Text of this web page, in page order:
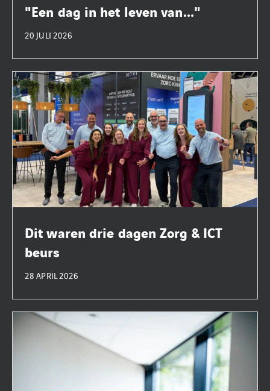
"Een dag in het leven van..."
20 JULI 2026
Dit waren drie dagen Zorg & ICT
beurs
28 APRIL 2026